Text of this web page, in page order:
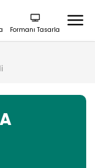
Formanı Tasarla